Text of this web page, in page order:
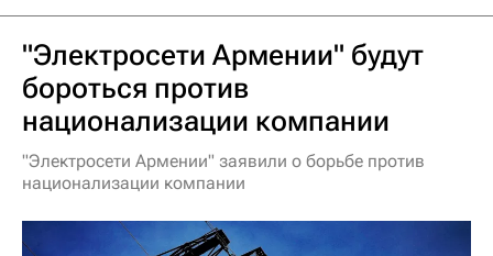
"Электросети Армении" будут
бороться против
национализации компании
"Электросети Армении" заявили о борьбе против
национализации компании